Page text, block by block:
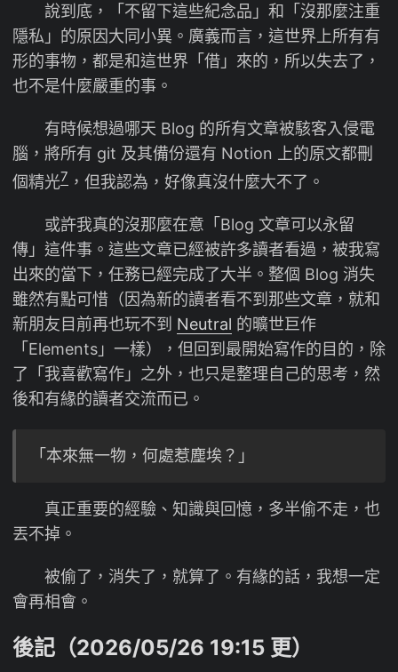
說到底，「不留下這些紀念品」和「沒那麼注重
隱私」的原因大同小異。廣義而言，這世界上所有有
形的事物，都是和這世界「借」來的，所以失去了，
也不是什麼嚴重的事。
有時候想過哪天 Blog 的所有文章被駭客入侵電
腦，將所有 git 及其備份還有 Notion 上的原文都刪
個精光7 ，但我認為，好像真沒什麼大不了。
或許我真的沒那麼在意「Blog 文章可以永留
傳」這件事。這些文章已經被許多讀者看過，被我寫
出來的當下，任務已經完成了大半。整個 Blog 消失
雖然有點可惜（因為新的讀者看不到那些文章，就和
新朋友目前再也玩不到 Neutral 的曠世巨作
「Elements」一樣），但回到最開始寫作的目的，除
了「我喜歡寫作」之外，也只是整理自己的思考，然
後和有緣的讀者交流而已。
「本來無一物，何處惹塵埃？」
真正重要的經驗、知識與回憶，多半偷不走，也
丟不掉。
被偷了，消失了，就算了。有緣的話，我想一定
會再相會。
後記（2026/05/26 19:15 更）